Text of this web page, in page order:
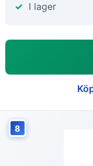
I lager
8